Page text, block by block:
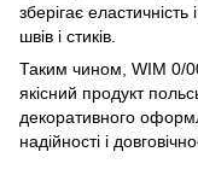
зберігає
швів і стиків.
Таким чином, WIM 0/
якісний продукт
декоративного
надійності і